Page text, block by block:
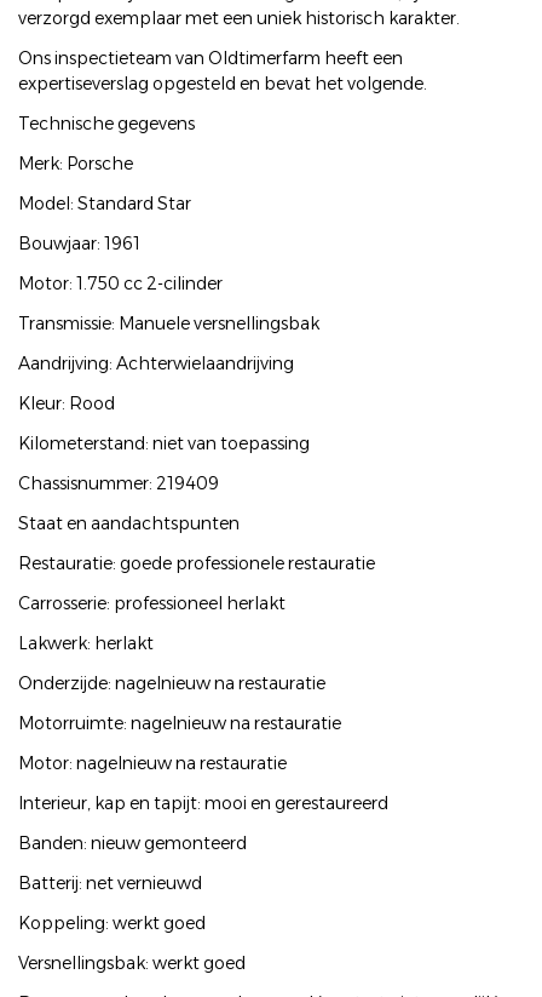
verzorgd exemplaar met een uniek historisch karakter.
Ons inspectieteam van Oldtimerfarm heeft een
expertiseverslag opgesteld en bevat het volgende.
Technische gegevens
Merk: Porsche
Model: Standard Star
Bouwjaar: 1961
Motor: 1.750 cc 2-cilinder
Transmissie: Manuele versnellingsbak
Aandrijving: Achterwielaandrijving
Kleur: Rood
Kilometerstand: niet van toepassing
Chassisnummer: 219409
Staat en aandachtspunten
Restauratie: goede professionele restauratie
Carrosserie: professioneel herlakt
Lakwerk: herlakt
Onderzijde: nagelnieuw na restauratie
Motorruimte: nagelnieuw na restauratie
Motor: nagelnieuw na restauratie
Interieur, kap en tapijt: mooi en gerestaureerd
Banden: nieuw gemonteerd
Batterij: net vernieuwd
Koppeling: werkt goed
Versnellingsbak: werkt goed